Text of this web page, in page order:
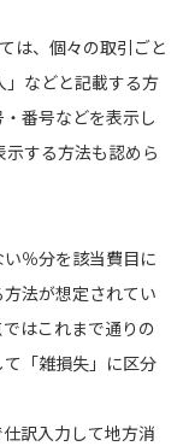
は、個々の取引ごと
」などと記載する方
番号などを表示し
する方法も認めら
％分を該当費目に
法が想定されてい
はこれまで通りの
「雑損失」に区分
訳入力して地方消